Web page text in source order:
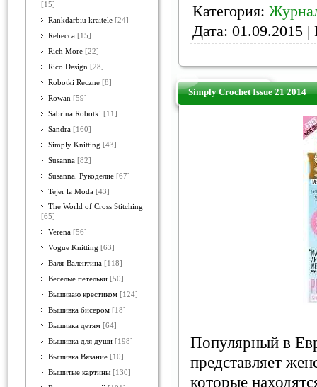
[15]
Rankdarbiu kraitele [24]
Rebecca [15]
Rich More [22]
Rico Design [28]
Robotki Reczne [8]
Rowan [59]
Sabrina Robotki [11]
Sandra [160]
Simply Knitting [43]
Susanna [82]
Susanna. Рукоделие [67]
Tejer la Moda [43]
The World of Cross Stitching
[65]
Verena [56]
Vogue Knitting [63]
Валя-Валентина [118]
Веселые петельки [50]
Вышиваю крестиком [124]
Вышивка бисером [18]
Вышивка детям [64]
Вышивка для души [198]
Вышивка.Вязание [10]
Вышитые картины [130]
Категория:
Дата: 01.09.2015 |
Simply Crochet Issue 21 2014
Популярный в
представляет
которые